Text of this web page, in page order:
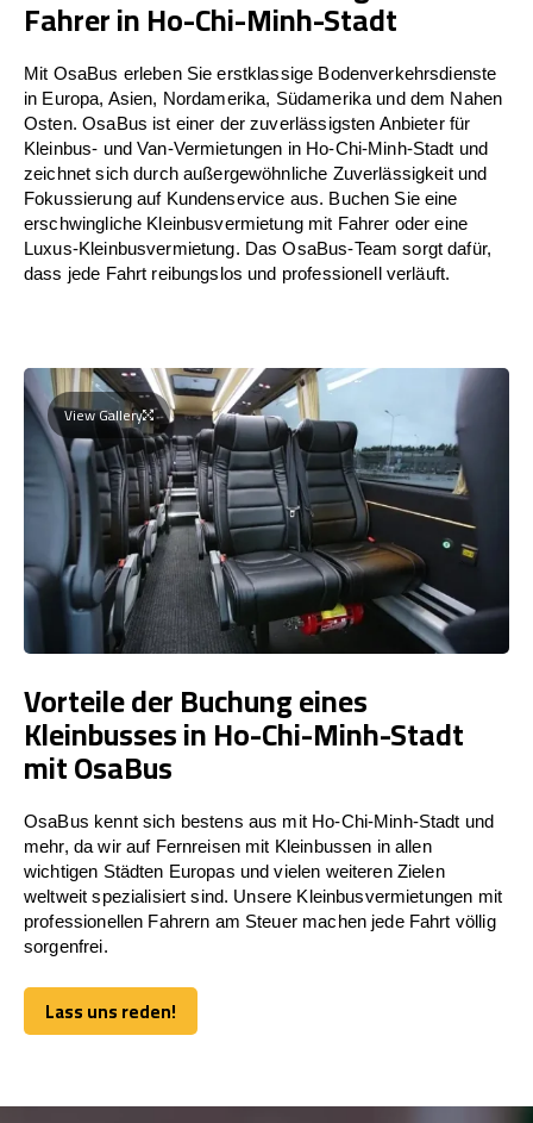
Fahrer in Ho-Chi-Minh-Stadt
Mit OsaBus erleben Sie erstklassige Bodenverkehrsdienste
in Europa, Asien, Nordamerika, Südamerika und dem Nahen
Osten. OsaBus ist einer der zuverlässigsten Anbieter für
Kleinbus- und Van-Vermietungen in Ho-Chi-Minh-Stadt und
zeichnet sich durch außergewöhnliche Zuverlässigkeit und
Fokussierung auf Kundenservice aus. Buchen Sie eine
erschwingliche Kleinbusvermietung mit Fahrer oder eine
Luxus-Kleinbusvermietung. Das OsaBus-Team sorgt dafür,
dass jede Fahrt reibungslos und professionell verläuft.
View Gallery
Vorteile der Buchung eines
Kleinbusses in Ho-Chi-Minh-Stadt
mit OsaBus
OsaBus kennt sich bestens aus mit Ho-Chi-Minh-Stadt und
mehr, da wir auf Fernreisen mit Kleinbussen in allen
wichtigen Städten Europas und vielen weiteren Zielen
weltweit spezialisiert sind. Unsere Kleinbusvermietungen mit
professionellen Fahrern am Steuer machen jede Fahrt völlig
sorgenfrei.
Lass uns reden!
Lass uns reden!